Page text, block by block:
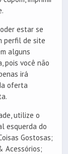
estar se
perfil de site
alguns
pois você não
irá
oferta
utilize o
esquerda do
Gostosas;
Acessórios;